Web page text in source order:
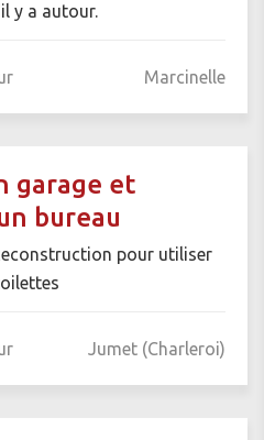
y a autour.
Marcinelle
garage et
bureau
pour utiliser
Jumet (Charleroi)